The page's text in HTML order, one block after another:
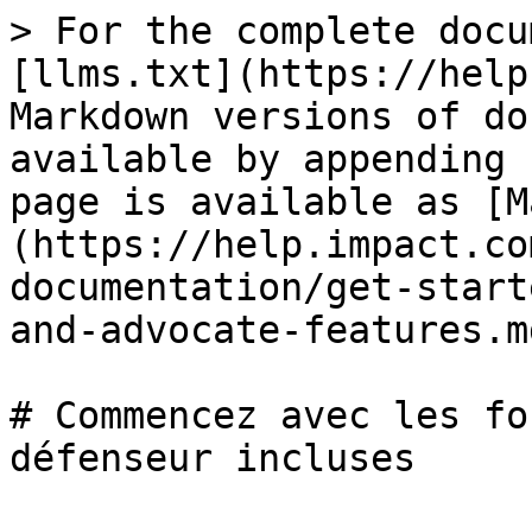
> For the complete
[llms.txt](https://
Markdown versions of
available by
page is available as
(https://
documentation/get-
and-advocate-
# Commencez avec
défenseur incluses